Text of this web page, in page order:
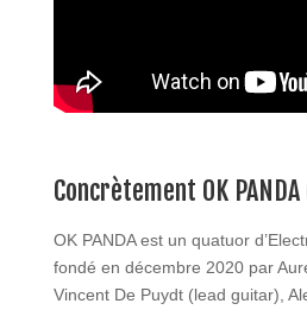
Concrètement OK PANDA
OK PANDA est un quatuor
fondé en décembre 2020 par
Vincent De Puydt (lead guitar),